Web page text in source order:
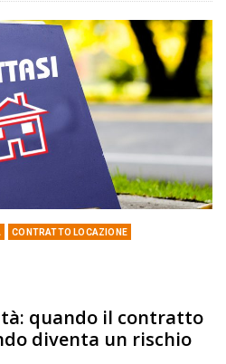
CONTRATTO LOCAZIONE
quando il contratto
diventa un rischio